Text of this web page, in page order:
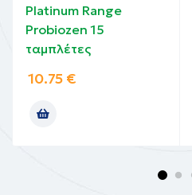
Platinum Range
Probiozen 15
ταμπλέτες
10.75 €